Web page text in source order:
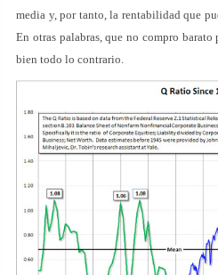
media y, por tanto, la rentabilidad que
En otras palabras, que no compro
bien todo lo contrario.